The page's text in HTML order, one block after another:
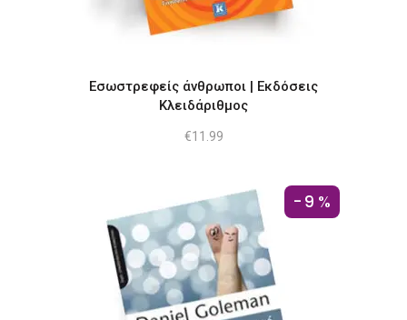
Εσωστρεφείς άνθρωποι | Εκδόσεις
Κλειδάριθμος
€11.99
-9%